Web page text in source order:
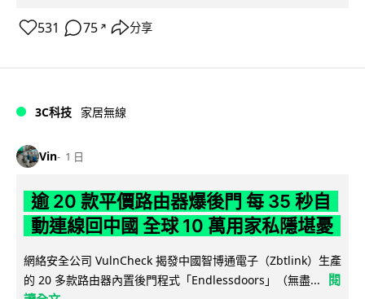
531 75 ↗ 分享
3C科技 家居無線
Vin 1 日
逾 20 款平價路由器爆後門 每 35 秒自
動連線回中國 全球 10 萬用家私隱堪憂
網絡安全公司 VulnCheck 揭發中國智博通電子（Zbtlink）生產
的 20 多款路由器內置後門程式「Endlessdoors」（無盡...
閱